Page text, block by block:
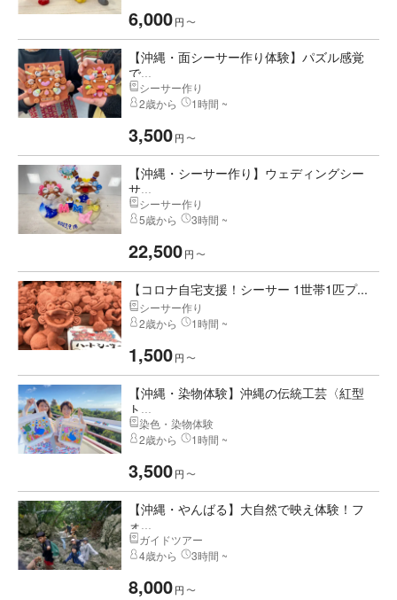
6,000円 〜
【沖縄・面シーサー作り体験】パズル感覚
で...
シーサー作り
2歳から
1時間 ~
3,500円 〜
【沖縄・シーサー作り】ウェディングシー
サ...
シーサー作り
5歳から
3時間 ~
22,500円 〜
【コロナ自宅支援！シーサー 1世帯1匹プ...
シーサー作り
2歳から
1時間 ~
1,500円 〜
【沖縄・染物体験】沖縄の伝統工芸〈紅型
ト...
染色・染物体験
2歳から
1時間 ~
3,500円 〜
【沖縄・やんばる】大自然で映え体験！フ
ォ...
ガイドツアー
4歳から
3時間 ~
8,000円 〜